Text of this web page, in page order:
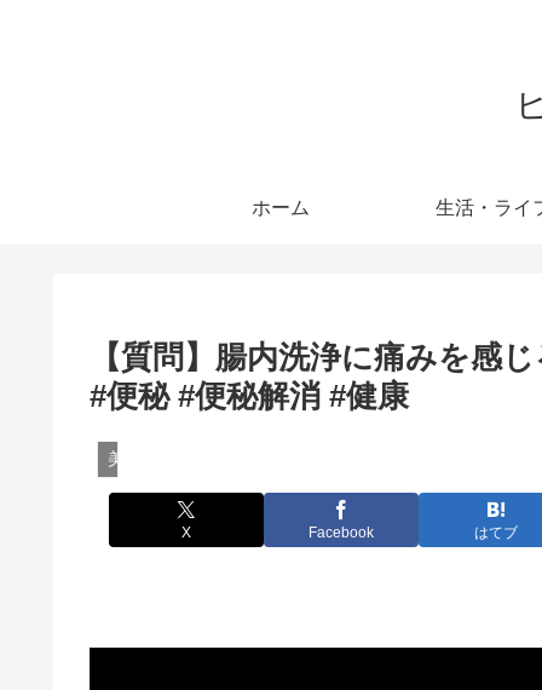
ホーム 生活・ライ
【質問】腸内洗浄に痛みを感
#便秘 #便秘解消 #健康
美容・健康
X Facebook はてブ